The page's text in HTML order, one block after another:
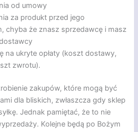
od umowy
za produkt przed jego
chyba że znasz sprzedawcę i masz
na ukryte opłaty (koszt dostawy,
zwrotu).
zakupów, które mogą być
dla bliskich, zwłaszcza gdy sklep
Jednak pamiętać, że to nie
Kolejne będą po Bożym